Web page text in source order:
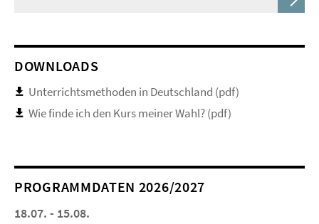
DOWNLOADS
Unterrichtsmethoden in Deutschland (pdf)
Wie finde ich den Kurs meiner Wahl? (pdf)
PROGRAMMDATEN 2026/2027
18.07. - 15.08.